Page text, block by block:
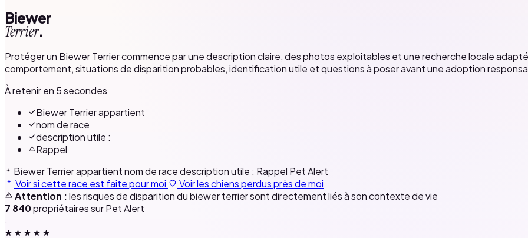
Biewer
Terrier.
Protéger un Biewer Terrier commence par une description claire, des photos exploitables et une recherche locale
comportement, situations de disparition probables, identification utile et questions à poser avant une adoption
À retenir en 5 secondes
Biewer Terrier appartient
nom de race
description utile :
Rappel
Biewer Terrier appartientnom de racedescription utile : Rappel Pet Alert
Voir si cette race est faite pour moi
Voir les chiens perdus près de moi
Attention :les risques de disparition du biewer terrier sont directement liés à son contexte de vie
7 840propriétaires sur Pet Alert
·